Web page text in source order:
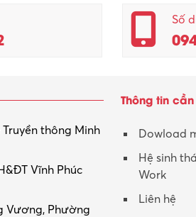
Số
thông Minh
Vĩnh Phúc
Vương, Phường
Thông tin
Dowload
Hệ sinh
Work
Liên hệ